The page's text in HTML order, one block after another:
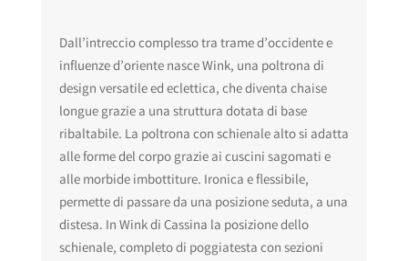
Dall’intreccio complesso tra trame d’occidente e
influenze d’oriente nasce Wink, una poltrona di
design versatile ed eclettica, che diventa chaise
longue grazie a una struttura dotata di base
ribaltabile. La poltrona con schienale alto si adatta
alle forme del corpo grazie ai cuscini sagomati e
alle morbide imbottiture. Ironica e flessibile,
permette di passare da una posizione seduta, a una
distesa. In Wink di Cassina la posizione dello
schienale, completo di poggiatesta con sezioni